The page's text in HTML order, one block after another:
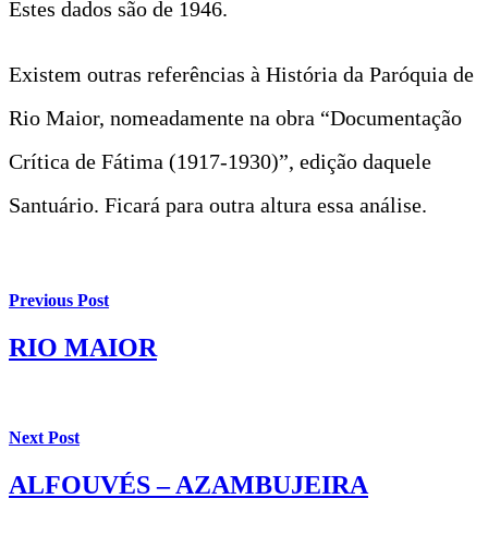
Estes dados são de 1946.
Existem outras referências à História da Paróquia de
Rio Maior, nomeadamente na obra “Documentação
Crítica de Fátima (1917-1930)”, edição daquele
Santuário. Ficará para outra altura essa análise.
Previous Post
RIO MAIOR
Next Post
ALFOUVÉS – AZAMBUJEIRA